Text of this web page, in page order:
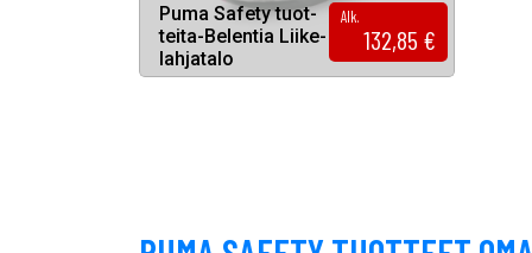
Pu­ma Sa­fe­ty tuot­
tei­ta-Be­len­tia Lii­ke­
lah­ja­ta­lo
Alk.
132,85 €